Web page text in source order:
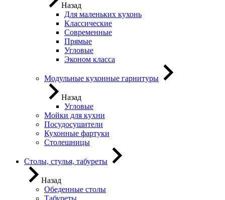
Назад
Для маленьких кухонь
Классические
Современные
Прямые
Угловые
Эконом класса
Модульные кухонные гарнитуры
Назад
Угловые
Мойки для кухни
Посудосушители
Кухонные фартуки
Столешницы
Столы, стулья, табуреты
Назад
Обеденные столы
Табуреты